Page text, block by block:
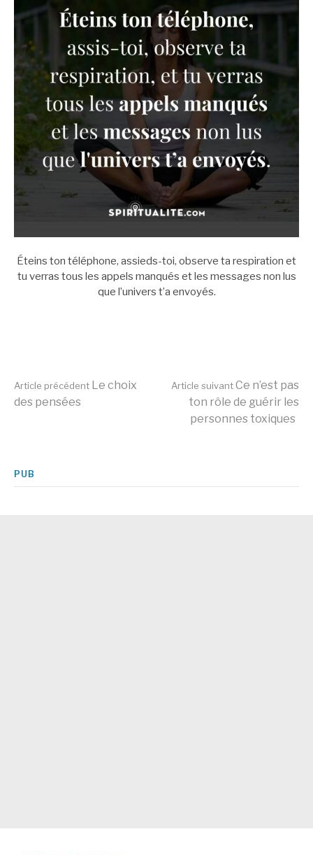
Éteins ton téléphone, assieds-toi, observe ta respiration et
tu verras tous les appels manqués et les messages non lus
que l’univers t’a envoyés.
Lire
suite
Article précédent Le choix
des pensées
Article suivantCe n’est pas
ton rôle de guérir les
personnes toxiques
PUB